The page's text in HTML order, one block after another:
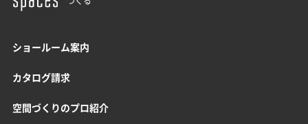
ショールーム案内
カタログ請求
空間づくりのプロ紹介